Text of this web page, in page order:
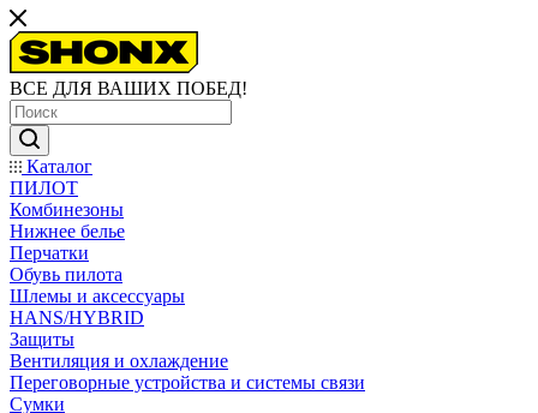
ВСЕ ДЛЯ ВАШИХ ПОБЕД!
Каталог
ПИЛОТ
Комбинезоны
Нижнее белье
Перчатки
Обувь пилота
Шлемы и аксессуары
HANS/HYBRID
Защиты
Вентиляция и охлаждение
Переговорные устройства и системы связи
Сумки